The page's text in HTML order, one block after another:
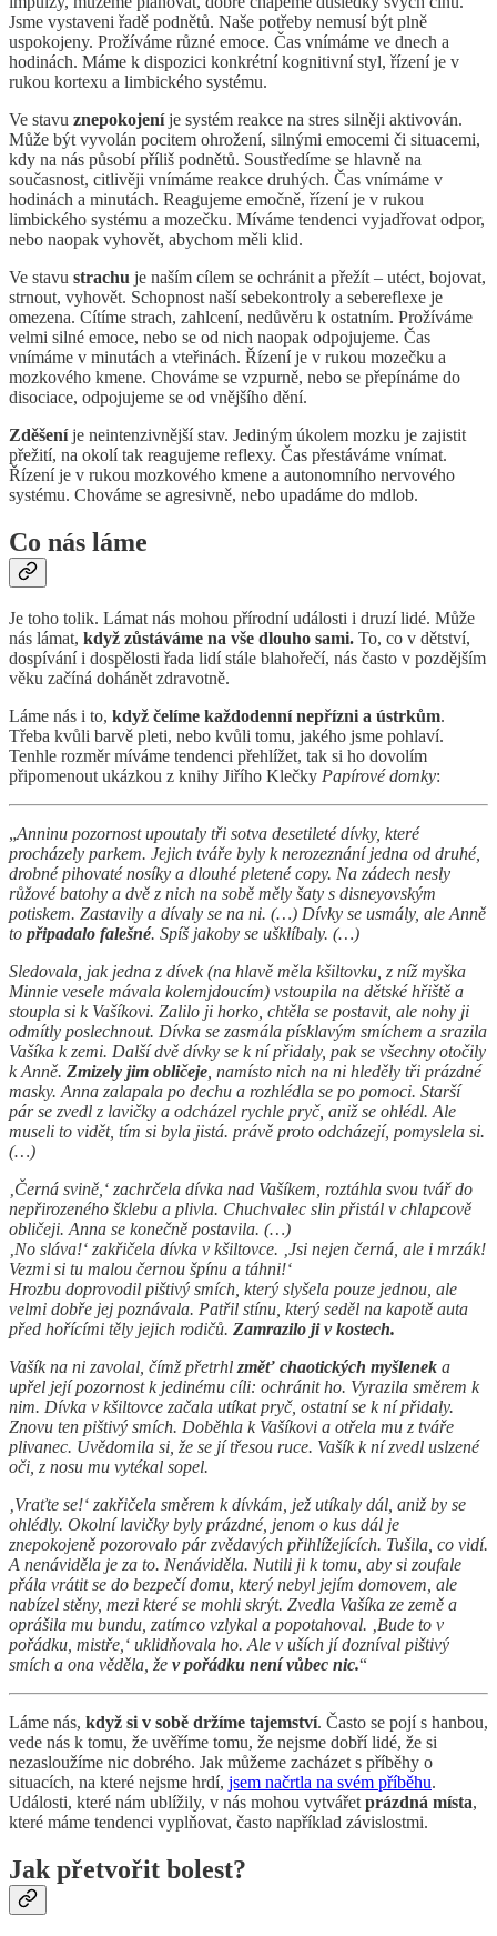
Jsme vystaveni řadě podnětů. Naše potřeby nemusí být plně
uspokojeny. Prožíváme různé emoce. Čas vnímáme ve dnech a
hodinách. Máme k dispozici konkrétní kognitivní styl, řízení je v
rukou kortexu a limbického systému.
Ve stavu znepokojeníje systém reakce na stres silněji aktivován.
Může být vyvolán pocitem ohrožení, silnými emocemi či situacemi,
kdy na nás působí příliš podnětů. Soustředíme se hlavně na
současnost, citlivěji vnímáme reakce druhých. Čas vnímáme v
hodinách a minutách. Reagujeme emočně, řízení je v rukou
limbického systému a mozečku. Míváme tendenci vyjadřovat odpor,
nebo naopak vyhovět, abychom měli klid.
Ve stavu strachu je naším cílem se ochránit a přežít – utéct, bojovat,
strnout, vyhovět. Schopnost naší sebekontroly a sebereflexe je
omezena. Cítíme strach, zahlcení, nedůvěru k ostatním. Prožíváme
velmi silné emoce, nebo se od nich naopak odpojujeme. Čas
vnímáme v minutách a vteřinách. Řízení je v rukou mozečku a
mozkového kmene. Chováme se vzpurně, nebo se přepínáme do
disociace, odpojujeme se od vnějšího dění.
Zděšeníje neintenzivnější stav. Jediným úkolem mozku je zajistit
přežití, na okolí tak reagujeme reflexy. Čas přestáváme vnímat.
Řízení je v rukou mozkového kmene a autonomního nervového
systému. Chováme se agresivně, nebo upadáme do mdlob.
Co nás láme
Je toho tolik. Lámat nás mohou přírodní události i druzí lidé. Může
nás lámat, když zůstáváme na vše dlouho sami. To, co v dětství,
dospívání i dospělosti řada lidí stále blahořečí, nás často v pozdějším
věku začíná dohánět zdravotně.
Láme nás i to, když čelíme každodenní nepřízni a ústrkům.
Třeba kvůli barvě pleti, nebo kvůli tomu, jakého jsme pohlaví.
Tenhle rozměr míváme tendenci přehlížet, tak si ho dovolím
připomenout ukázkou z knihy Jiřího Klečky Papírové domky:
„Anninu pozornost upoutaly tři sotva desetileté dívky, které
procházely parkem. Jejich tváře byly k nerozeznání jedna od druhé,
drobné pihovaté nosíky a dlouhé pletené copy. Na zádech nesly
růžové batohy a dvě z nich na sobě měly šaty s disneyovským
potiskem. Zastavily a dívaly se na ni. (…) Dívky se usmály, ale Anně
to připadalo falešné. Spíš jakoby se ušklíbaly. (…)
Sledovala, jak jedna z dívek (na hlavě měla kšiltovku, z níž myška
Minnie vesele mávala kolemjdoucím) vstoupila na dětské hřiště a
stoupla si k Vašíkovi. Zalilo ji horko, chtěla se postavit, ale nohy ji
odmítly poslechnout. Dívka se zasmála písklavým smíchem a srazila
Vašíka k zemi. Další dvě dívky se k ní přidaly, pak se všechny otočily
k Anně. Zmizely jim obličeje, namísto nich na ni hleděly tři prázdné
masky. Anna zalapala po dechu a rozhlédla se po pomoci. Starší
pár se zvedl z lavičky a odcházel rychle pryč, aniž se ohlédl. Ale
museli to vidět, tím si byla jistá. právě proto odcházejí, pomyslela si.
(…)
‚Černá svině,‘ zachrčela dívka nad Vašíkem, roztáhla svou tvář do
nepřirozeného šklebu a plivla. Chuchvalec slin přistál v chlapcově
obličeji. Anna se konečně postavila. (…)
‚No sláva!‘ zakřičela dívka v kšiltovce. ‚Jsi nejen černá, ale i mrzák!
Vezmi si tu malou černou špínu a táhni!‘
Hrozbu doprovodil pištivý smích, který slyšela pouze jednou, ale
velmi dobře jej poznávala. Patřil stínu, který seděl na kapotě auta
před hořícími těly jejich rodičů. Zamrazilo ji v kostech.
Vašík na ni zavolal, čímž přetrhlzměť chaotických myšlenek a
upřel její pozornost k jedinému cíli: ochránit ho. Vyrazila směrem k
nim. Dívka v kšiltovce začala utíkat pryč, ostatní se k ní přidaly.
Znovu ten pištivý smích. Doběhla k Vašíkovi a otřela mu z tváře
plivanec. Uvědomila si, že se jí třesou ruce. Vašík k ní zvedl uslzené
oči, z nosu mu vytékal sopel.
‚Vraťte se!‘ zakřičela směrem k dívkám, jež utíkaly dál, aniž by se
ohlédly. Okolní lavičky byly prázdné, jenom o kus dál je
znepokojeně pozorovalo pár zvědavých přihlížejících. Tušila, co vidí.
A nenáviděla je za to. Nenáviděla. Nutili ji k tomu, aby si zoufale
přála vrátit se do bezpečí domu, který nebyl jejím domovem, ale
nabízel stěny, mezi které se mohli skrýt. Zvedla Vašíka ze země a
oprášila mu bundu, zatímco vzlykal a popotahoval. ‚Bude to v
pořádku, mistře,‘ uklidňovala ho. Ale v uších jí dozníval pištivý
smích a ona věděla, že v pořádku není vůbec nic.“
Láme nás, když si v sobě držíme tajemství. Často se pojí s hanbou,
vede nás k tomu, že uvěříme tomu, že nejsme dobří lidé, že si
nezasloužíme nic dobrého. Jak můžeme zacházet s příběhy o
situacích, na které nejsme hrdí, jsem načrtla na svém příběhu.
Události, které nám ublížily, v nás mohou vytvářetprázdná místa,
které máme tendenci vyplňovat, často například závislostmi.
Jak přetvořit bolest?